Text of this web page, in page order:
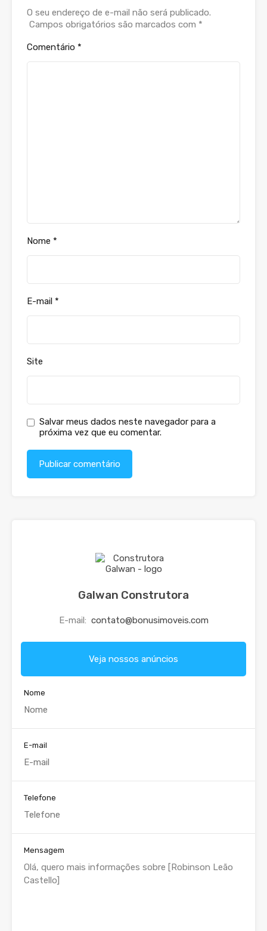
O seu endereço de e-mail não será publicado.
Campos obrigatórios são marcados com *
Comentário *
Nome *
E-mail *
Site
Salvar meus dados neste navegador para a
próxima vez que eu comentar.
Galwan Construtora
E-mail: contato@bonusimoveis.com
Veja nossos anúncios
Nome
E-mail
Telefone
Mensagem